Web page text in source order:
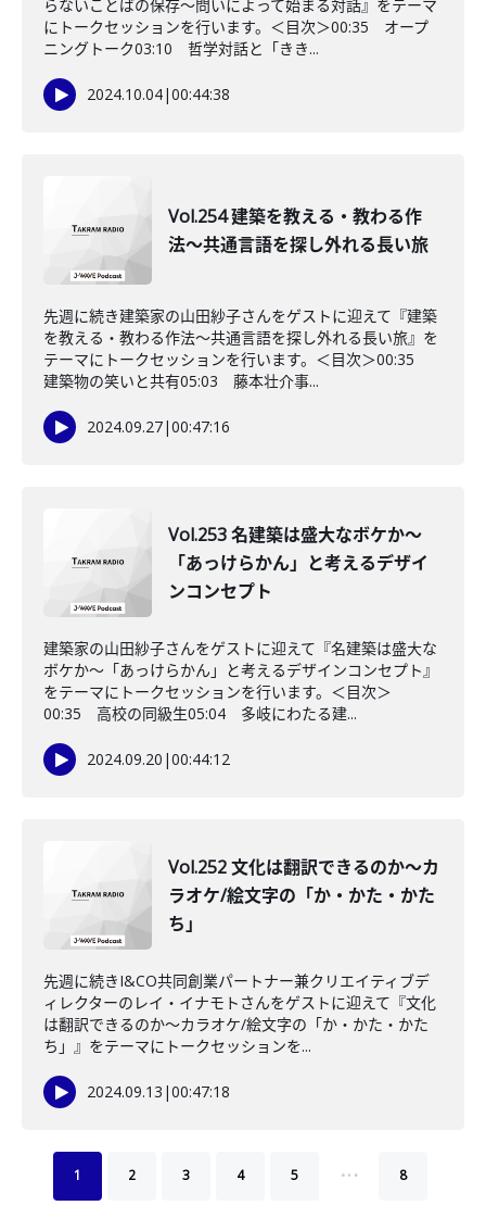
らないことばの保存～問いによって始まる対話』をテーマ
にトークセッションを行います。＜目次＞00:35 オープ
ニングトーク03:10 哲学対話と「きき...
2024.10.04|00:44:38
Vol.254 建築を教える・教わる作
法〜共通言語を探し外れる長い旅
先週に続き建築家の山田紗子さんをゲストに迎えて『建築
を教える・教わる作法〜共通言語を探し外れる長い旅』を
テーマにトークセッションを行います。＜目次＞00:35
建築物の笑いと共有05:03 藤本壮介事...
2024.09.27|00:47:16
Vol.253 名建築は盛大なボケか〜
「あっけらかん」と考えるデザイ
ンコンセプト
建築家の山田紗子さんをゲストに迎えて『名建築は盛大な
ボケか〜「あっけらかん」と考えるデザインコンセプト』
をテーマにトークセッションを行います。＜目次＞
00:35 高校の同級生05:04 多岐にわたる建...
2024.09.20 |00:44:12
Vol.252 文化は翻訳できるのか〜カ
ラオケ/絵文字の「か・かた・かた
ち」
先週に続きI&CO共同創業パートナー兼クリエイティブデ
ィレクターのレイ・イナモトさんをゲストに迎えて『文化
は翻訳できるのか〜カラオケ/絵文字の「か・かた・かた
ち」』をテーマにトークセッションを...
2024.09.13 |00:47:18
1 2 3 4 5 … 8